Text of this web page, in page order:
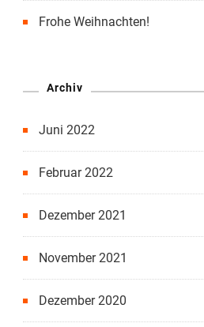
Frohe Weihnachten!
Archiv
Juni 2022
Februar 2022
Dezember 2021
November 2021
Dezember 2020